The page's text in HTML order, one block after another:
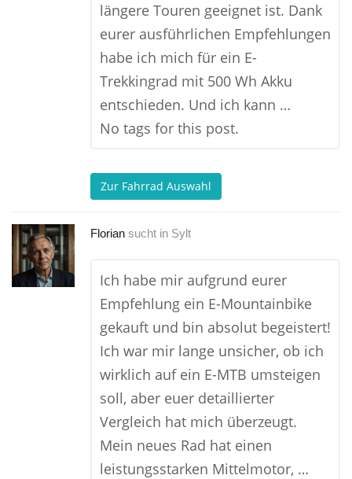
längere Touren geeignet ist. Dank
eurer ausführlichen Empfehlungen
habe ich mich für ein E-
Trekkingrad mit 500 Wh Akku
entschieden. Und ich kann …
No tags for this post.
Zur Fahrrad Auswahl
Florian sucht in Sylt
Ich habe mir aufgrund eurer
Empfehlung ein E-Mountainbike
gekauft und bin absolut begeistert!
Ich war mir lange unsicher, ob ich
wirklich auf ein E-MTB umsteigen
soll, aber euer detaillierter
Vergleich hat mich überzeugt.
Mein neues Rad hat einen
leistungsstarken Mittelmotor, …